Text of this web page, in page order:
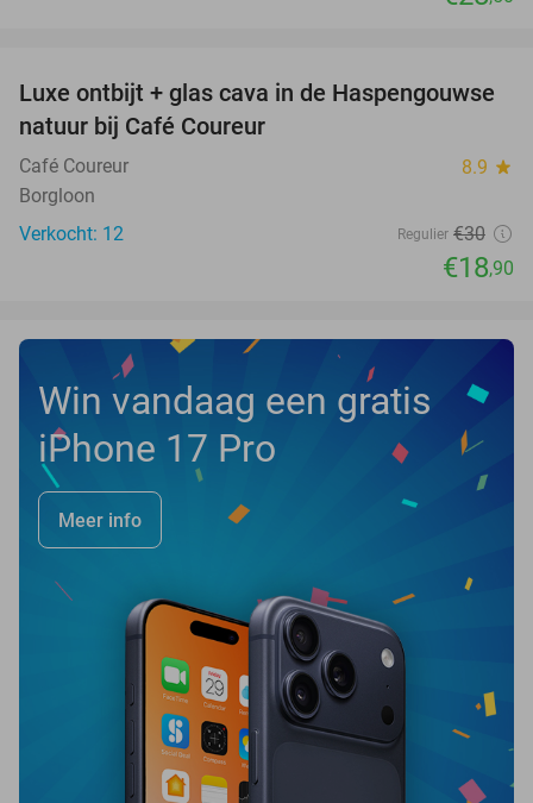
37%
TODAY
Luxe ontbijt + glas cava in de Haspengouwse
natuur bij Café Coureur
Café Coureur 8.9 star
Borgloon
Verkocht: 12
Regulier €30
€18,90
Win vandaag een gratis
iPhone 17 Pro
Meer info